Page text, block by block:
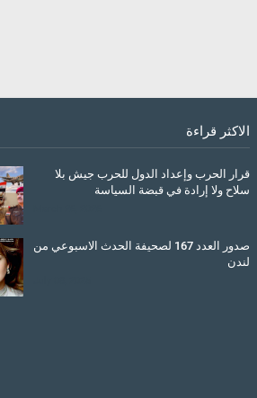
الاكثر قراءة
قرار الحرب وإعداد الدول للحرب جيش بلا
سلاح ولا إرادة في قبضة السياسة
صدور العدد 167 لصحيفة الحدث الاسبوعي من
لندن